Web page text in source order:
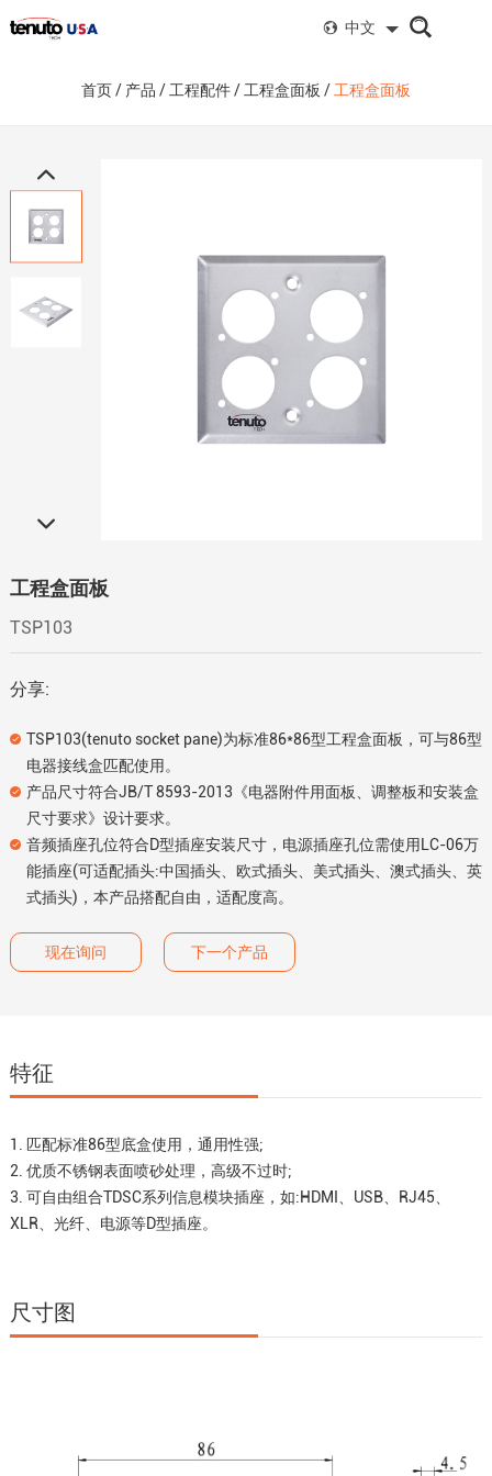
中文
首页/ 产品 / 工程配件/ 工程盒面板 / 工程盒面板
工程盒面板
TSP103
分享:
TSP103(tenuto socket pane)为标准86*86型工程盒面板，可与86型
电器接线盒匹配使用。
产品尺寸符合JB/T 8593-2013《电器附件用面板、调整板和安装盒
尺寸要求》设计要求。
音频插座孔位符合D型插座安装尺寸，电源插座孔位需使用LC-06万
能插座(可适配插头:中国插头、欧式插头、美式插头、澳式插头、英
式插头)，本产品搭配自由，适配度高。
现在询问 下一个产品
特征
1. 匹配标准86型底盒使用，通用性强;
2. 优质不锈钢表面喷砂处理，高级不过时;
3. 可自由组合TDSC系列信息模块插座，如:HDMI、USB、RJ45、
XLR、光纤、电源等D型插座。
尺寸图